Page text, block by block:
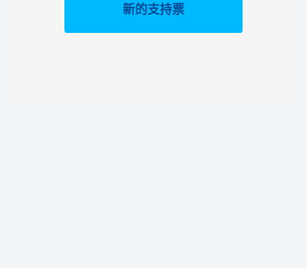
新的支持票